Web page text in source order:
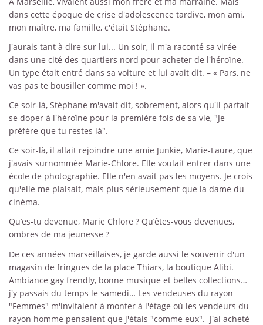
dans cette époque de crise d'adolescence tardive, mon ami,
mon maître, ma famille, c'était Stéphane.
J'aurais tant à dire sur lui... Un soir, il m'a raconté sa virée
dans une cité des quartiers nord pour acheter de l'héroïne.
Un type était entré dans sa voiture et lui avait dit. – « Pars, ne
vas pas te bousiller comme moi ! ».
Ce soir-là, Stéphane m'avait dit, sobrement, alors qu'il partait
se doper à l'héroïne pour la première fois de sa vie, "Je
préfère que tu restes là".
Ce soir-là, il allait rejoindre une amie Junkie, Marie-Laure, que
j'avais surnommée Marie-Chlore. Elle voulait entrer dans une
école de photographie. Elle n'en avait pas les moyens. Je crois
qu'elle me plaisait, mais plus sérieusement que la dame du
cinéma.
Qu’es-tu devenue, Marie Chlore ? Qu’êtes-vous devenues,
ombres de ma jeunesse ?
De ces années marseillaises, je garde aussi le souvenir d'un
magasin de fringues de la place Thiars, la boutique Alibi.
Ambiance gay frendly, bonne musique et belles collections…
j'y passais du temps le samedi… Les vendeuses du rayon
"Femmes" m'invitaient à monter à l'étage où les vendeurs du
rayon homme pensaient que j'étais "comme eux". J'ai acheté